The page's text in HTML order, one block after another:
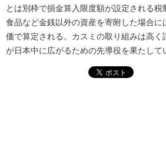
とは別枠で損金算入限度額が設定される税
食品など金銭以外の資産を寄附した場合
価で算定される。カスミの取り組みは高く
が日本中に広がるための先導役を果たして